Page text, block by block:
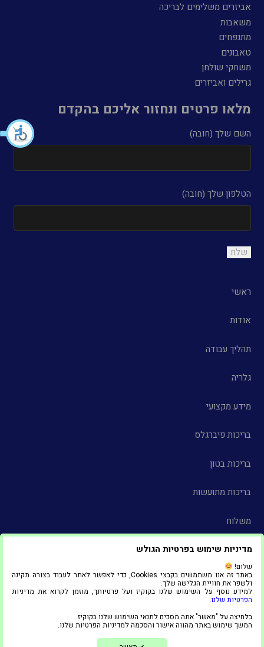
מדיניות שימוש בפרטיות הגולש
שלום!
באתר זה אנו משתמשים בקבצי Cookies, כדי לאפשר לאתר לעבוד בצורה תקינה
ולשפר את חוויית הגלישה שלך.
למידע נוסף על השימוש שלנו בקוקיז ועל פרטיותך, מוזמן לקרוא את מדיניות
הפרטיות שלנו.
בלחיצה על "מאשר" אתה מסכים לתנאי השימוש שלנו בקוקיז.
המשך שימוש באתר מהווה אישור והסכמה למדיניות הפרטיות שלנו.
אביזרים משלימים לבריכה
משאבות
מתנפחים
טאבונים
משחקי שולחן
גרילים ואביזרים
מלאו פרטים ונחזור אליכם בהקדם
השם שלך (חובה)
הטלפון שלך (חובה)
ראשי
אודות
תהליך עבודה
גלריה
מידע מקצועי
בריכות פיברגלס
בריכות בטון
בריכות מתועשות
משלוח
צור קשר
הצהרת נגישות